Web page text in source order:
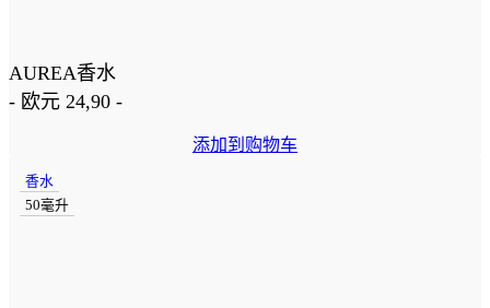
AUREA香水
- 欧元 24,90 -
添加到购物车
香水
50毫升